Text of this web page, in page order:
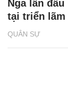
QUÂN SỰ
Nga lần
tại triển lãm